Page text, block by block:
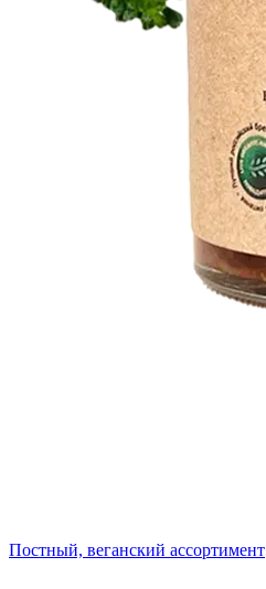
Постный, веганский ассортимент